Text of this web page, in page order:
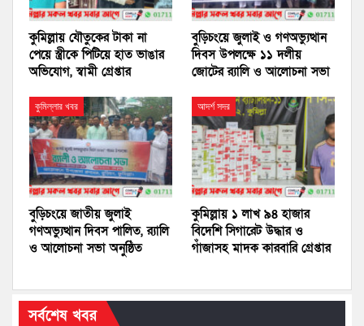
কুমিল্লায় যৌতুকের টাকা না
পেয়ে স্ত্রীকে পিটিয়ে হাত ভাঙার
অভিযোগ, স্বামী গ্রেপ্তার
বুড়িচংয়ে জুলাই ও গণঅভ্যুত্থান
দিবস উপলক্ষে ১১ দলীয়
জোটের র‍্যালি ও আলোচনা সভা
কুমিল্লার খবর
বুড়িচংয়ে জাতীয় জুলাই
গণঅভ্যুত্থান দিবস পালিত, র‍্যালি
ও আলোচনা সভা অনুষ্ঠিত
আদর্শ সদর
কুমিল্লায় ১ লাখ ৯৪ হাজার
বিদেশি সিগারেট উদ্ধার ও
গাঁজাসহ মাদক কারবারি গ্রেপ্তার
সর্বশেষ খবর